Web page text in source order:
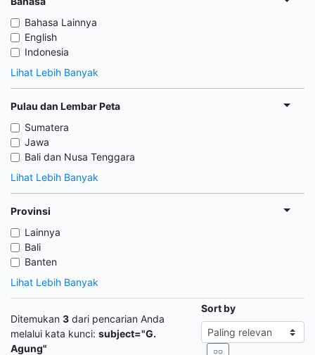
Bahasa Lainnya
English
Indonesia
Lihat Lebih Banyak
Pulau dan Lembar Peta
Sumatera
Jawa
Bali dan Nusa Tenggara
Lihat Lebih Banyak
Provinsi
Lainnya
Bali
Banten
Lihat Lebih Banyak
Ditemukan 3 dari pencarian Anda
melalui kata kunci: subject="G.
Agung"
Sort by